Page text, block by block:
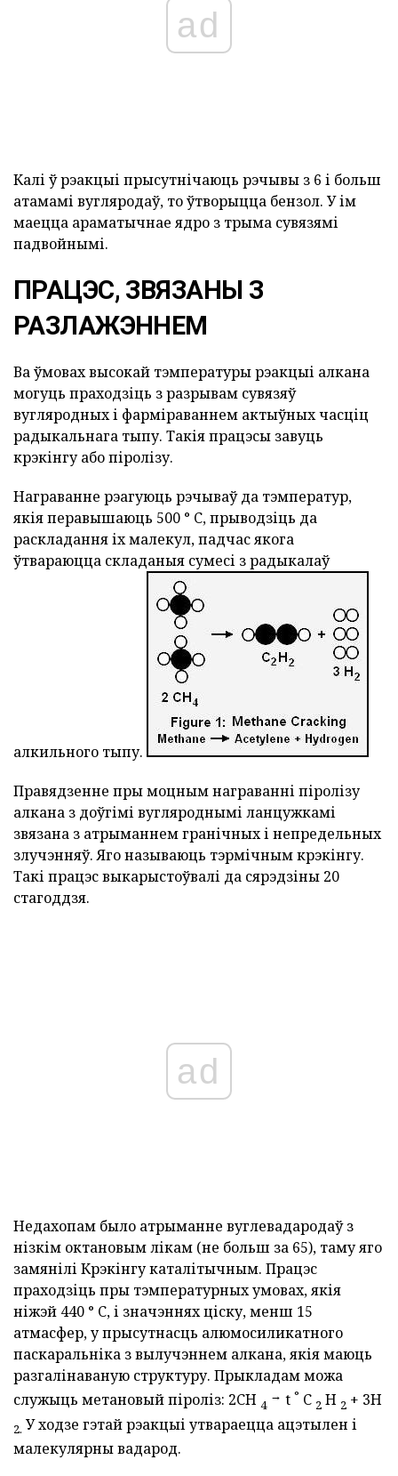
ad
Калі ў рэакцыі прысутнічаюць рэчывы з 6 і больш
атамамі вугляродаў, то ўтворыцца бензол. У ім
маецца араматычнае ядро з трыма сувязямі
падвойнымі.
ПРАЦЭС, ЗВЯЗАНЫ З
РАЗЛАЖЭННЕМ
Ва ўмовах высокай тэмпературы рэакцыі алкана
могуць праходзіць з разрывам сувязяў
вугляродных і фарміраваннем актыўных часціц
радыкальнага тыпу. Такія працэсы завуць
крэкінгу або піролізу.
Награванне рэагуюць рэчываў да тэмператур,
якія перавышаюць 500 ° C, прыводзіць да
раскладання іх малекул, падчас якога
ўтвараюцца складаныя сумесі з радыкалаў
алкильного тыпу.
Правядзенне пры моцным награванні піролізу
алкана з доўгімі вугляроднымі ланцужкамі
звязана з атрыманнем гранічных і непредельных
злучэнняў. Яго называюць тэрмічным крэкінгу.
Такі працэс выкарыстоўвалі да сярэдзіны 20
стагоддзя.
ad
Недахопам было атрыманне вуглевадародаў з
нізкім октановым лікам (не больш за 65), таму яго
замянілі Крэкінгу каталітычным. Працэс
праходзіць пры тэмпературных умовах, якія
ніжэй 440 ° C, і значэннях ціску, менш 15
атмасфер, у прысутнасць алюмосиликатного
паскаральніка з вылучэннем алкана, якія маюць
разгалінаваную структуру. Прыкладам можа
служыць метановый піроліз: 2CH 4
→ t ° C 2 H 2 + 3H
2. У ходзе гэтай рэакцыі утвараецца ацэтылен і
малекулярны вадарод.